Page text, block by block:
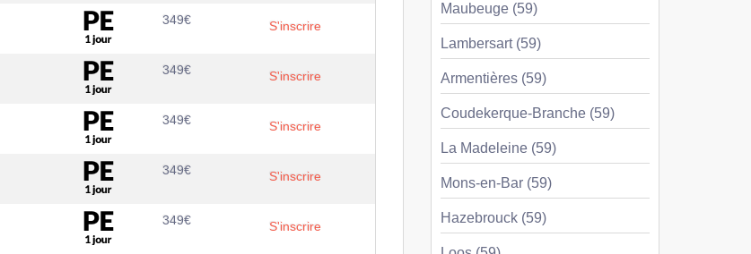
349€ S'inscrire
349€ S'inscrire
349€ S'inscrire
349€ S'inscrire
349€ S'inscrire
Maubeuge (59)
Lambersart (59)
Armentières (59)
Coudekerque-Branche (59)
La Madeleine (59)
Mons-en-Bar (59)
Hazebrouck (59)